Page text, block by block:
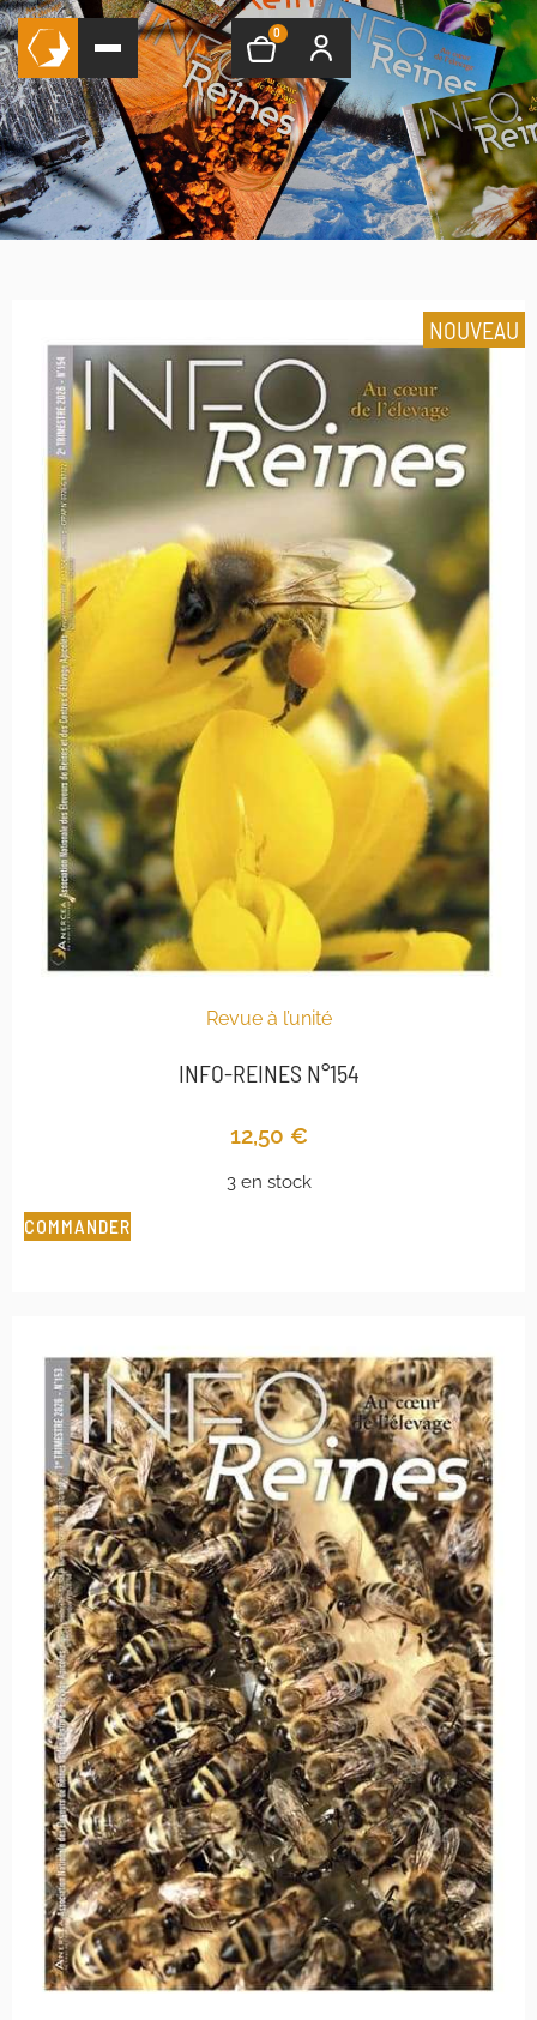
0
NOUVEAU
Revue à l’unité
INFO-REINES N°154
12,50 €
3 en stock
COMMANDER